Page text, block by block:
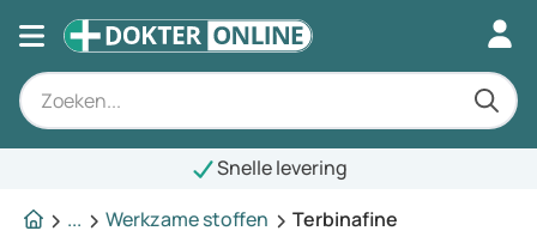
Snelle levering
...
Werkzame stoffen Terbinafine